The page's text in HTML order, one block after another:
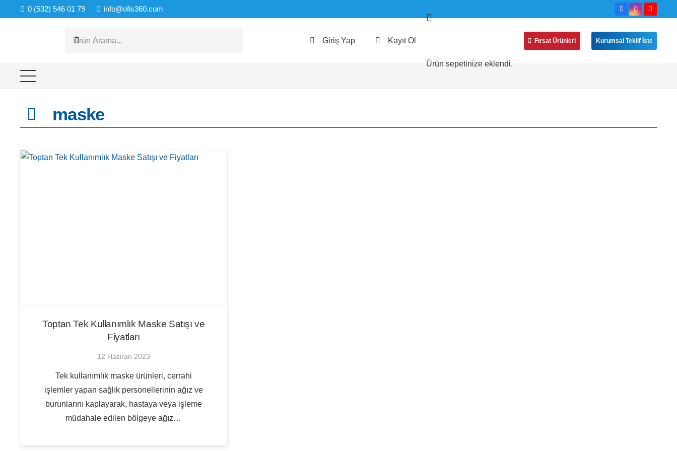
0 (532) 546 01 79 info@ofis360.com
Giriş Yap Kayıt Ol
Ürün sepetinize eklendi.
Fırsat Ürünleri Kurumsal Teklif İste
maske
Toptan Tek Kullanımlık Maske Satışı ve
Fiyatları
12 Haziran 2023
Tek kullanımlık maske ürünleri, cerrahi
işlemler yapan sağlık personellerinin ağız ve
burunlarını kaplayarak, hastaya veya işleme
müdahale edilen bölgeye ağız…